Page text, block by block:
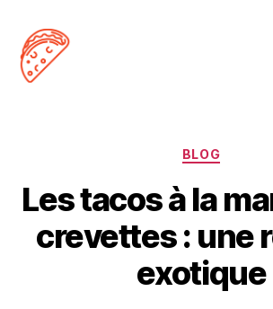
Catégories
BLOG
Les tacos à la
crevettes : une
exotique